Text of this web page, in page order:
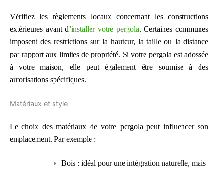
Vérifiez les règlements locaux concernant les constructions
extérieures avant d’installer votre pergola. Certaines communes
imposent des restrictions sur la hauteur, la taille ou la distance
par rapport aux limites de propriété. Si votre pergola est adossée
à votre maison, elle peut également être soumise à des
autorisations spécifiques.
Matériaux et style
Le choix des matériaux de votre pergola peut influencer son
emplacement. Par exemple :
Bois : idéal pour une intégration naturelle, mais